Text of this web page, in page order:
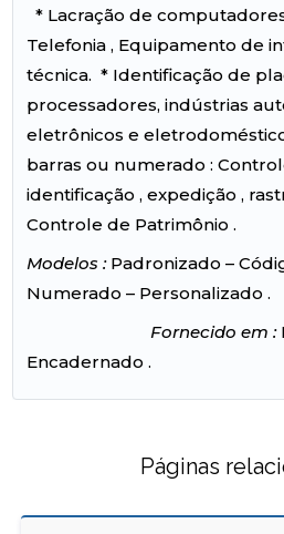
* Lacração de
Telefonia , Equipamento de
técnica. * Identificação de
processadores, indústrias
eletrônicos e
barras ou numerado :
identificação , expedição ,
Controle de Patrimônio .
Modelos :Padronizado –
Numerado – Personalizado .
Fornecido em :
Encadernado .
Páginas